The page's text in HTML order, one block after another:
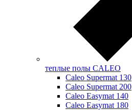
теплые полы CALEO
Caleo Supermat 130
Caleo Supermat 200
Caleo Easymat 140
Caleo Easymat 180